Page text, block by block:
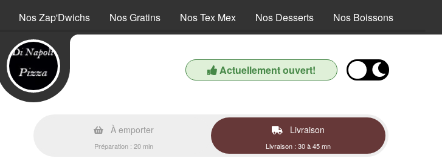
Nos Zap'Dwichs Nos Gratins Nos Tex Mex Nos Desserts Nos Boissons
Actuellement ouvert!
À emporter
Préparation : 20 min
Livraison
Livraison : 30 à 45 mn